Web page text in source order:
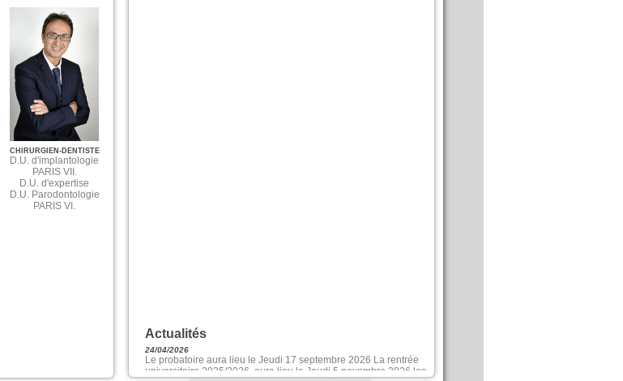
CHIRURGIEN-DENTISTE
D.U. d'implantologie
PARIS VII.
D.U. d'expertise
D.U. Parodontologie
PARIS VI.
Actualités
24/04/2026
Le probatoire aura lieu le Jeudi 17 septembre 2026 La rentrée
universitaire 2025/2026 aura lieu le Jeudi 5 novembre 2026 les